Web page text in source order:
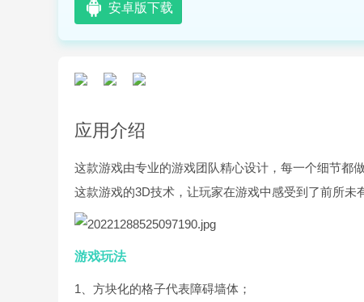
安卓版下载
应用介绍
这款游戏由专业的游戏团队精心设计，每一个细节都
这款游戏的3D技术，让玩家在游戏中感受到了前所未
游戏玩法
1、方块化的格子代表障碍墙体；